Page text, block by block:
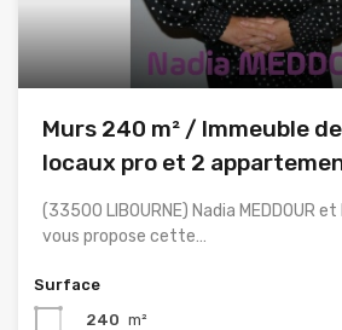
Murs 240 m² / Immeuble
locaux pro et 2
(33500 LIBOURNE) Nadia MEDDOUR
vous propose cette…
Surface
240 m²